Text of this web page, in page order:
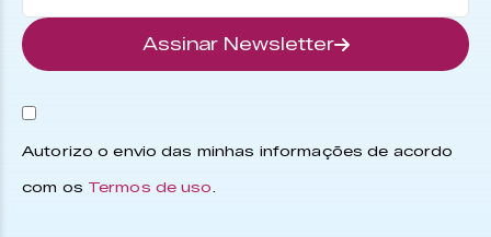
Assinar Newsletter
Autorizo o envio das minhas informações de acordo
com os Termos de uso.